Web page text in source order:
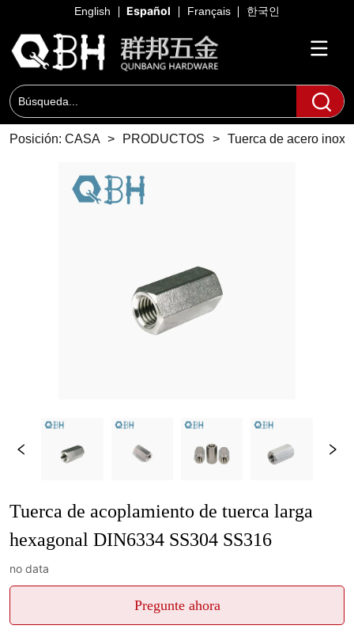
English Español Français 한국인
Posición: CASA > PRODUCTOS > Tuerca de acero
Tuerca de acoplamiento de tuerca larga
hexagonal DIN6334 SS304 SS316
no data
Pregunte ahora